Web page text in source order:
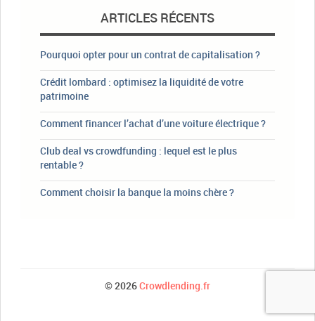
ARTICLES RÉCENTS
Pourquoi opter pour un contrat de capitalisation ?
Crédit lombard : optimisez la liquidité de votre
patrimoine
Comment financer l’achat d’une voiture électrique ?
Club deal vs crowdfunding : lequel est le plus
rentable ?
Comment choisir la banque la moins chère ?
© 2026Crowdlending.fr